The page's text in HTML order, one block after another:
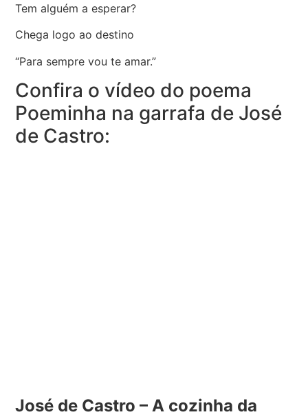
Tem alguém a esperar?
Chega logo ao destino
“Para sempre vou te amar.”
Confira o vídeo do poema
Poeminha na garrafa de José
de Castro:
José de Castro – A cozinha da